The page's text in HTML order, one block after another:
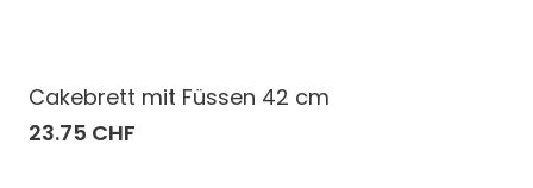
Cakebrett mit Füssen 42 cm
23.75 CHF